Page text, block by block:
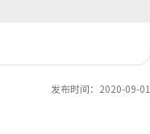
发布时间：2020-09-01